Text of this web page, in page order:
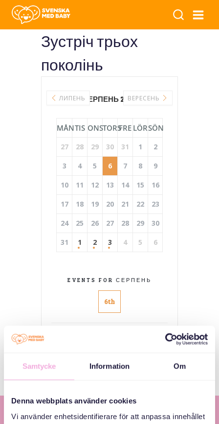
Samtycke Information Om
Denna webbplats använder cookies
Vi använder enhetsidentifierare för att anpassa innehållet
Зустріч трьох
поколінь
ЛИПЕНЬСЕРПЕНЬ 2026ВЕРЕСЕНЬ
MÅNTIS ONSTORSFRE LÖRSÖN
27 28 29 30 31 1 2
3 4 5 6 7 8 9
10 11 12 13 14 15 16
17 18 19 20 21 22 23
24 25 26 27 28 29 30
31 1 2 3 4 5 6
EVENTS FOR СЕРПЕНЬ
6th